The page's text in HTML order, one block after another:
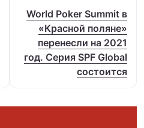
World Poker Summit в
«Красной поляне»
перенесли на 2021
год. Серия SPF Global
состоится